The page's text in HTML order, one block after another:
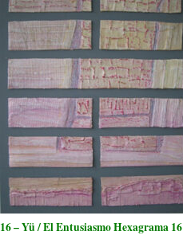
16 – Yü / El Entusiasmo Hexagrama 16